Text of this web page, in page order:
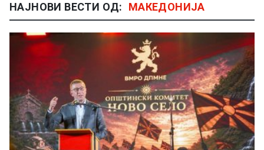
НАЈНОВИ ВЕСТИ ОД: МАКЕДОНИЈА